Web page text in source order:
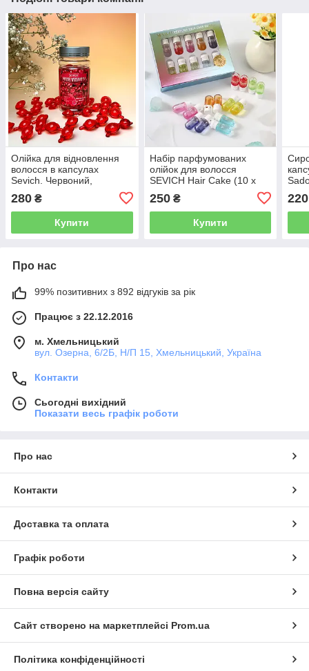
Олійка для відновлення
волосся в капсулах
Sevich. Червоний,
капсул)
280 ₴
Купити
Набір парфумованих
олійок для волосся
SEVICH Hair Cake (10 x
250₴
Купити
220
Про нас
99% позитивних з 892 відгуків за рік
Працює з 22.12.2016
м. Хмельницький
вул. Озерна, 6/2Б, Н/П 15, Хмельницький, Україна
Контакти
Сьогодні вихідний
Показати весь графік роботи
Про нас
Контакти
Доставка та оплата
Графік роботи
Повна версія сайту
Сайт створено на маркетплейсі Prom.ua
Політика конфіденційності